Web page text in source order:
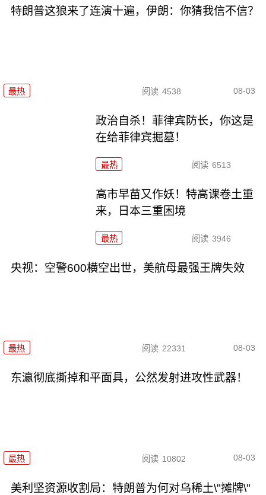
特朗普这狼来了连演十遍，伊朗：你猜我信不信？
最热 阅读 4538 08-03
政治自杀！菲律宾防长，你这是
在给菲律宾掘墓！
最热 阅读 6513
高市早苗又作妖！特高课卷土重
来，日本三重困境
最热 阅读 3946
央视：空警600横空出世，美航母最强王牌失效
最热 阅读 22331 08-03
东瀛彻底撕掉和平面具，公然发射进攻性武器！
最热 阅读 10802 08-03
美利坚资源收割局：特朗普为何对乌稀土\"摊牌\"